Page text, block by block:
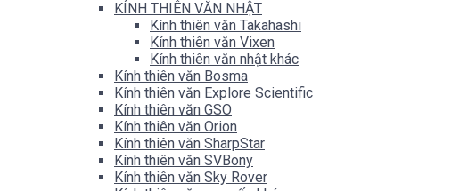
KÍNH THIÊN VĂN NHẬT
Kính thiên văn Takahashi
Kính thiên văn Vixen
Kính thiên văn nhật khác
Kính thiên văn Bosma
Kính thiên văn Explore Scientific
Kính thiên văn GSO
Kính thiên văn Orion
Kính thiên văn SharpStar
Kính thiên văn SVBony
Kính thiên văn Sky Rover